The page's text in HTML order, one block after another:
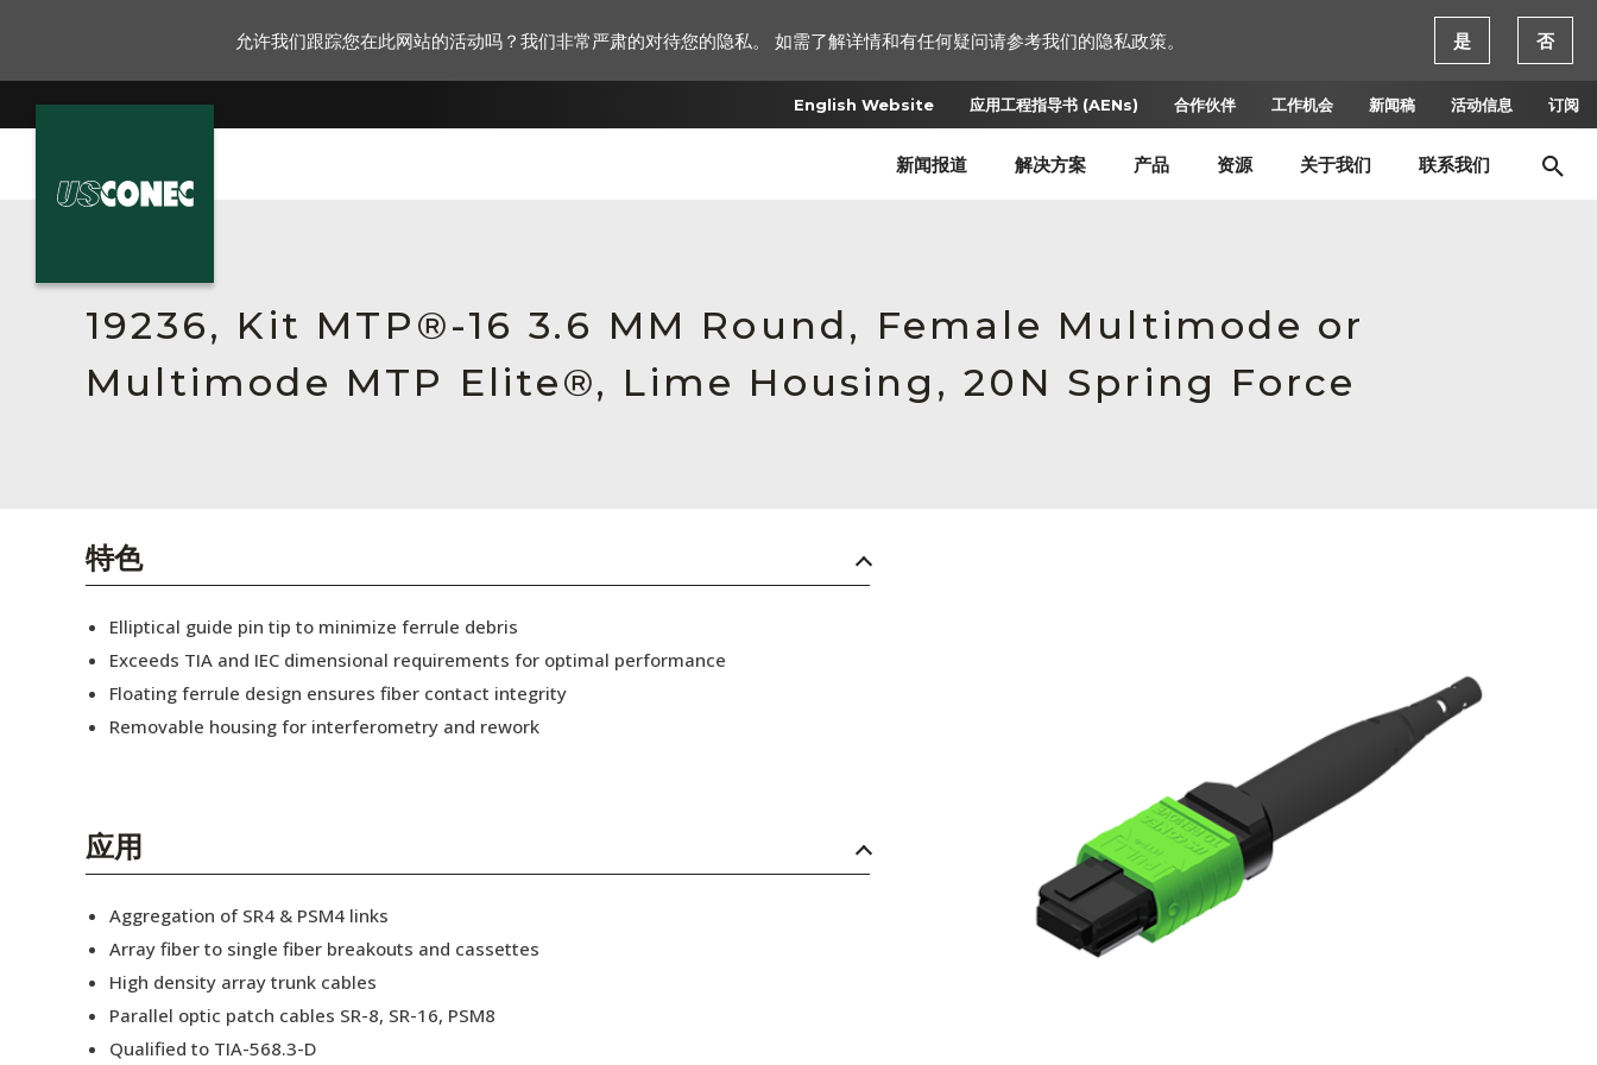
English Website 应用工程指导书 (AENs) 合作伙伴 工作机会 新闻稿 活动信息 订阅
新闻报道 解决方案 产品 资源 关于我们 联系我们
English Website
应用工程指导书 (AENs)
工作机会
19236, Kit MTP®-16 3.6 MM Round, Female Multimode or
Multimode MTP Elite®, Lime Housing, 20N Spring Force
特色
Elliptical guide pin tip to minimize ferrule debris
Exceeds TIA and IEC dimensional requirements for optimal performance
Floating ferrule design ensures fiber contact integrity
Removable housing for interferometry and rework
应用
Aggregation of SR4 & PSM4 links
Array fiber to single fiber breakouts and cassettes
High density array trunk cables
Parallel optic patch cables SR-8, SR-16, PSM8
Qualified to TIA-568.3-D
允许我们跟踪您在此网站的活动吗？我们非常严肃的对待您的隐私。 如需了解详情和有任何疑问请参考我们的隐私政策。 是 否